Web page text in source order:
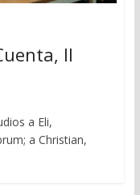
II
a Eli,
a Christian,